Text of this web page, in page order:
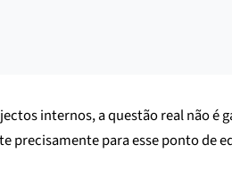
internos, a questão real não
precisamente para esse ponto de